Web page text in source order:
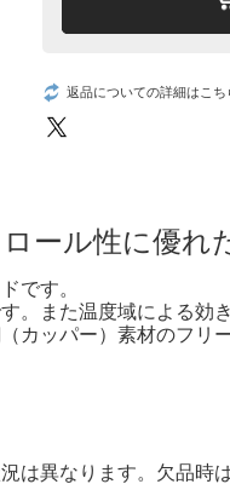
返品についての詳細はこち
ール性に優れ
です。
。また温度域による効
カッパー）素材のフリ
異なります。欠品時